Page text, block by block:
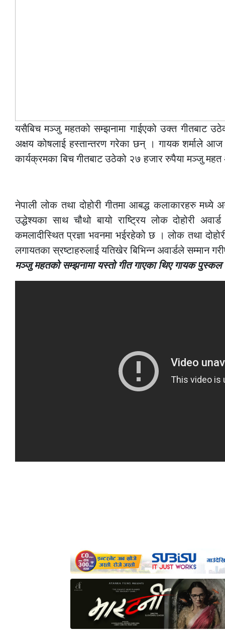
यसैबिच मञ्जु महतको सम्झनामा गाईएको उक्त गीतबाट
अक्षय कोषलाई हस्तान्तरण गरेका छन् । गायक शर्माले आज
कार्यक्रमका बिच गीतबाट उठेको २७ हजार रुपैया मञ्जु महत
नेपाली लोक तथा दोहोरी गीतमा आबद्ध कलाकारहरु मध्ये
उद्धेश्यका साथ चौथो बायो राष्ट्रिय लोक दोहोरी
कमलादीस्थित प्रज्ञा भवनमा भईरहेको छ । लोक तथा
लगायतका स्रष्टाहरुलाई यतिखेर बिभिन्न अवार्डले सम्मान
मञ्जु महतको सम्झनामा यस्तो गीत गाएका थिए गायक पुस्कल